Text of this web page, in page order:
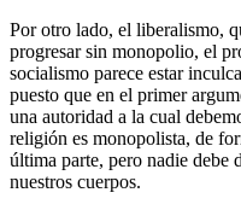
Por otro lado, el liberalismo,
progresar sin monopolio, el
socialismo parece estar
puesto que en el primer
una autoridad a la cual
religión es monopolista, de
última parte, pero nadie debe
nuestros cuerpos.